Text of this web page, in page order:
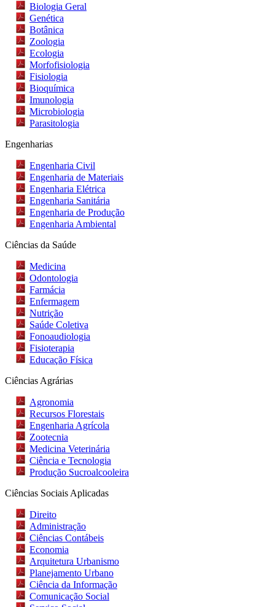
Biologia Geral
Genética
Botânica
Zoologia
Ecologia
Morfofisiologia
Fisiologia
Bioquímica
Imunologia
Microbiologia
Parasitologia
Engenharias
Engenharia Civil
Engenharia de Materiais
Engenharia Elétrica
Engenharia Sanitária
Engenharia de Produção​
Engenharia Ambiental
Ciências da Saúde
Medicina
Odontologia
Farmácia
Enfermagem
Nutrição
Saúde Coletiva
Fonoaudiologia​
Fisioterapia
Educação Física
Ciências Agrárias
Agronomia
Recursos Florestais
Engenharia Agrícola
Zootecnia
Medicina Veterinária
Ciência e Tecnologia
Produção Sucroalcooleira
Ciências Sociais Aplicadas
Direito
Administração
Ciências Contábeis
Economia
Arquitetura Urbanismo
Planejamento Urbano
Ciência da Informação
Comunicação Social